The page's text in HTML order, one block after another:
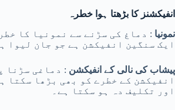
انفیکشنز کا بڑھتا ہوا خطرہ
نمونیا : دماغ کی سڑنے سے نمونیا کا
ایک سنگین انفیکشن ہے جو جان لیوا
پیشاب کی نالی کے انفیکشن : دماغی سڑنا
انفیکشن کے خطرے کو بھی بڑھا سکتا
اور تکلیف دہ ہو سکتا ہے۔